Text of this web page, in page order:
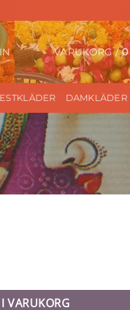
VARUKORG /0
DAMKLÄDER
VARUKORG